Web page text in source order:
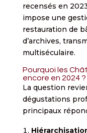
recensés en
impose une
restauration de
d’archives,
multiséculaire.
Pourquoi les
encore en 2024 ?
La question
dégustations
principaux